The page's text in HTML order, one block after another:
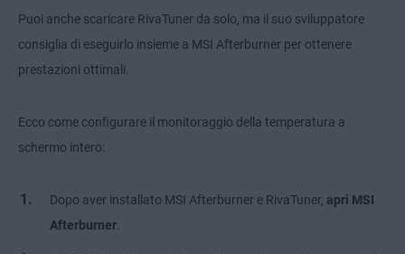
Puoi anche scaricare RivaTuner da solo, ma il suo sviluppatore
consiglia di eseguirlo insieme a MSI Afterburner per ottenere
prestazioni ottimali.
Ecco come configurare il monitoraggio della temperatura a
schermo intero:
Dopo aver installato MSI Afterburner e RivaTuner, apri MSI
Afterburner.